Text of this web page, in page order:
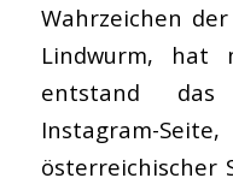
Wahrzeichen
Lindwurm, hat
entstand das
Instagram-
österreichischer